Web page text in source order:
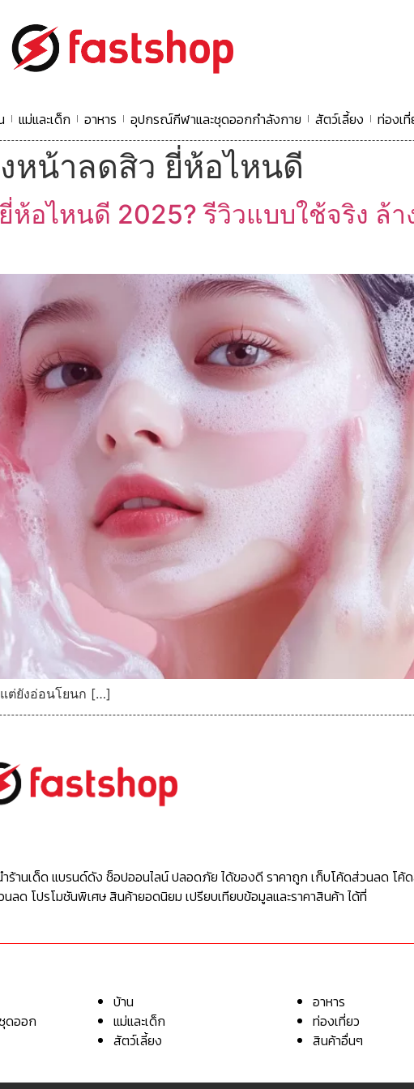
แม่และเด็ก อาหาร อุปกรณ์กีฬาและชุดออกกำลังกาย สัตว์เลี้ยง ท่องเที่
หน้าลดสิว ยี่ห้อไหนดี
อไหนดี 2025? รีวิวแบบใช้จริง ล้
ต่ยังอ่อนโยนก […]
านเด็ด แบรนด์ดัง ช็อปออนไลน์ ปลอดภัย ได้ของดี ราคาถูก เก็บโค้ดส่วนลด โค้
ด โปรโมชันพิเศษ สินค้ายอดนิยม เปรียบเทียบข้อมูลและราคาสินค้า ได้ที่
ดออก
บ้าน
แม่และเด็ก
สัตว์เลี้ยง
อาหาร
ท่องเที่ยว
สินค้าอื่นๆ